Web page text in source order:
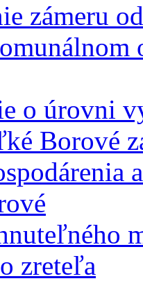
zámeru
o úrovni
Borové
zreteľa